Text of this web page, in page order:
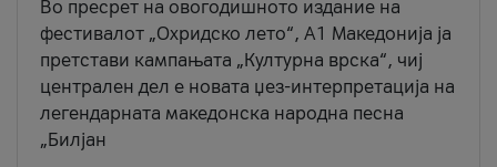
Во пресрет на овогодишното издание на
фестивалот „Охридско лето“, А1 Македонија ја
претстави кампањата „Културна врска“, чиј
централен дел е новата џез-интерпретација на
легендарната македонска народна песна
„Билјан